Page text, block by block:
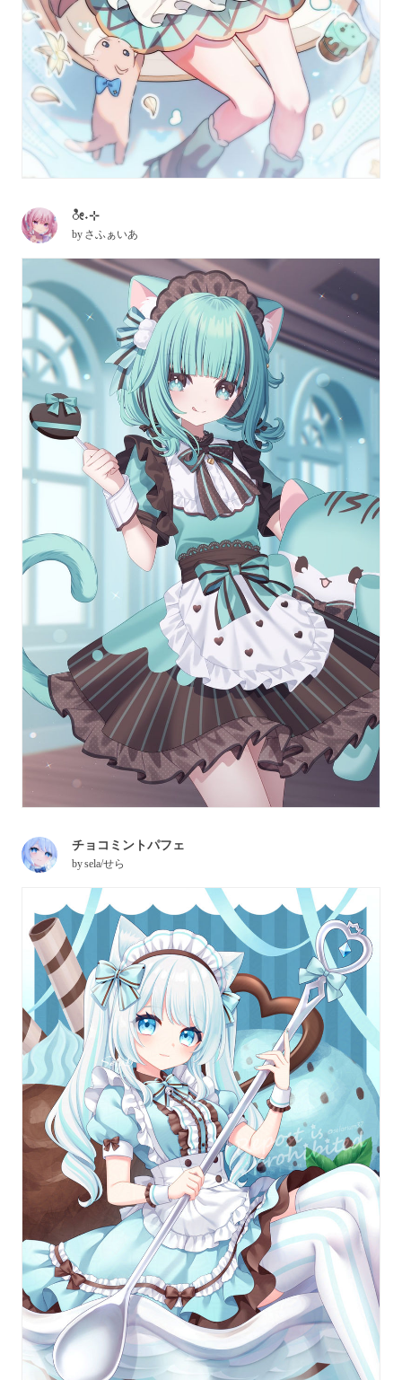
ೀ˖⊹
by さふぁいあ
チョコミントパフェ
bysela/せら